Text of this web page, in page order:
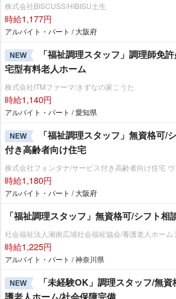
株式会社BISCUSS/HIBISU土生
時給1,177円
アルバイト・パート / 大阪府
NEW
「福祉調理スタッフ」調理師免
宅型有料老人ホーム
株式会社ITMファーマ/きずなの家こうた
時給1,140円
アルバイト・パート / 愛知県
NEW
「福祉調理スタッフ」無資格可/
付き高齢者向け住宅
株式会社フォンタナ/サービス付き高齢者向け住宅
時給1,180円
アルバイト・パート / 大阪府
「福祉調理スタッフ」無資格可/シフト相
社会福祉法人湘南広域社会福祉協会/養護老人ホーム
時給1,225円
アルバイト・パート / 神奈川県
NEW
「未経験OK」調理スタッフ/無